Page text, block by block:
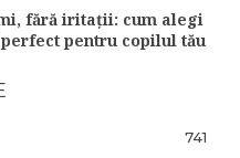
fără iritații: cum alegi
pentru copilul tău
741